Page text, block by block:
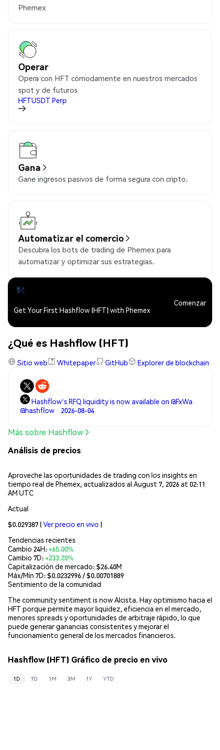
Phemex
Operar
Opera con HFT cómodamente en nuestros mercados
spot y de futuros
HFTUSDT Perp
Gana
Gane ingresos pasivos de forma segura con cripto.
Automatizar el comercio
Descubra los bots de trading de Phemex para
automatizar y optimizar sus estrategias.
Get Your First Hashflow (HFT) with Phemex
Comenzar
¿Qué es Hashflow (HFT)
Sitio web Whitepaper GitHub Explorer de blockchain
Hashflow's RFQ liquidity is now available on @FxWa
@hashflow · 2026-08-04
Más sobre Hashflow
Análisis de precios
Aproveche las oportunidades de trading con los insights en
tiempo real de Phemex, actualizados al August 7, 2026 at 02:11
AM UTC
Actual
$0.029387 (Ver precio en vivo )
Tendencias recientes
Cambio 24H:+65.00%
Cambio 7D:+233.20%
Capitalización de mercado:$26.40M
Máx/Mín 7D: $0.0232996/ $0.00701889
Sentimiento de la comunidad
The community sentiment is now Alcista. Hay optimismo hacia el
HFT porque permite mayor liquidez, eficiencia en el mercado,
menores spreads y oportunidades de arbitraje rápido, lo que
puede generar ganancias consistentes y mejorar el
funcionamiento general de los mercados financieros.
Hashflow (HFT) Gráfico de precio en vivo
1D 7D 1M 3M 1Y YTD